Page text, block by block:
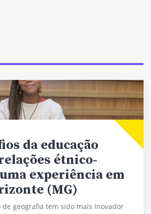
da educação
étnico-
experiência em
(MG)
geografia tem sido mais inovador